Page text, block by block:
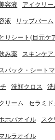
容液 アイクリー
液 リップバーム
りシート(目元ケ
み薬 スキンケ
パック・シート
洗顔クロス 洗
リーム セラミ
ホバオイル ス
ルラオイル